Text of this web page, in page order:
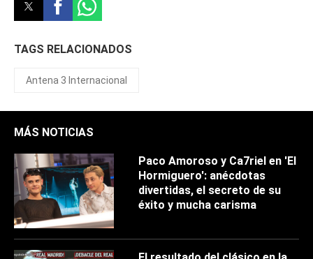
TAGS RELACIONADOS
Antena 3 Internacional
MÁS NOTICIAS
Paco Amoroso y Ca7riel en 'El
Hormiguero': anécdotas
divertidas, el secreto de su
éxito y mucha carisma